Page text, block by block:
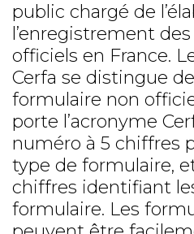
public chargé de
l’enregistrement
officiels en France.
Cerfa se distingue
formulaire non
porte l’acronyme
numéro à 5 chiffres
type de formulaire,
chiffres identifiant
formulaire. Les